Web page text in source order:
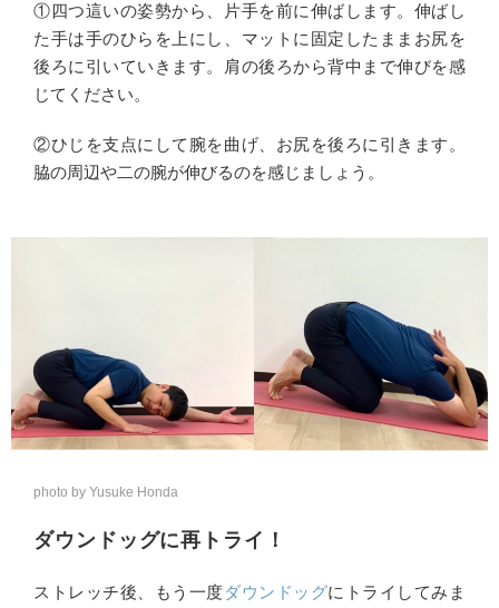
①四つ這いの姿勢から、片手を前に伸ばします。伸ばし
た手は手のひらを上にし、マットに固定したままお尻を
後ろに引いていきます。肩の後ろから背中まで伸びを感
じてください。
②ひじを支点にして腕を曲げ、お尻を後ろに引きます。
脇の周辺や二の腕が伸びるのを感じましょう。
photo by Yusuke Honda
ダウンドッグに再トライ！
ストレッチ後、もう一度ダウンドッグにトライしてみま